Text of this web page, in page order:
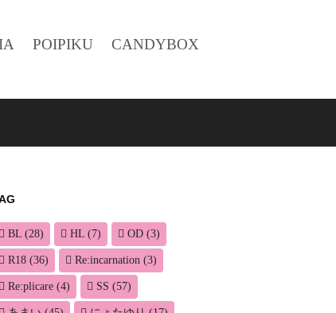
POIPIKU CANDYBOX
BL (28) HL (7) OD (3)
R18 (36) Re:incarnation (3)
Re:plicare (4) SS (57)